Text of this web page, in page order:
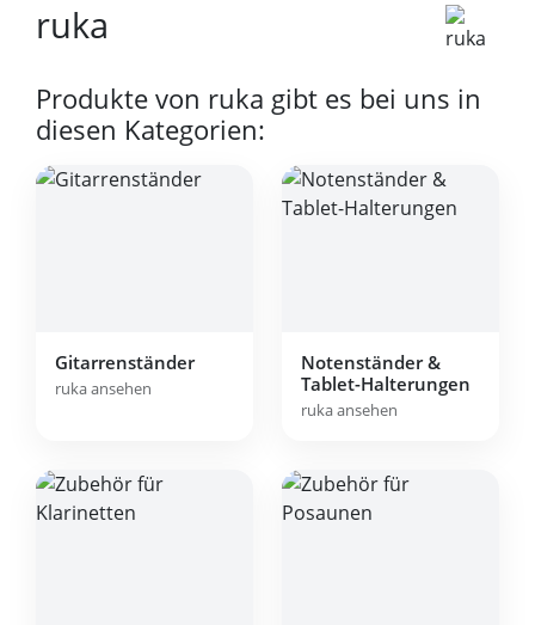
ruka
Produkte von ruka gibt es bei uns in
diesen Kategorien:
Gitarrenständer
ruka ansehen
Notenständer &
Tablet-Halterungen
ruka ansehen